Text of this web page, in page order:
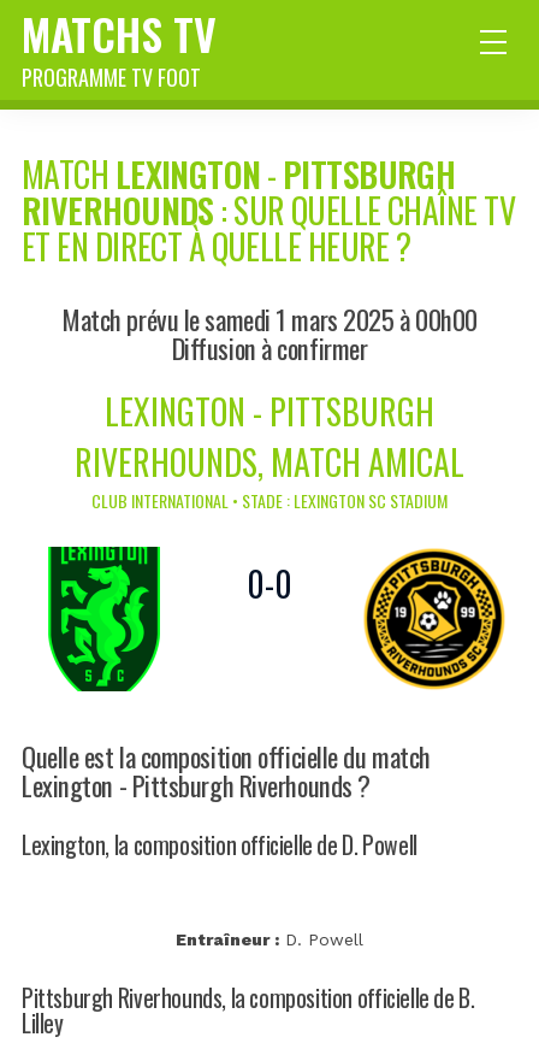
MATCHS TV
PROGRAMME TV FOOT
MATCH LEXINGTON-PITTSBURGH
RIVERHOUNDS: SUR QUELLE CHAÎNE TV
ET EN DIRECT À QUELLE HEURE ?
Match prévu le samedi 1 mars 2025 à 00h00
Diffusion à confirmer
LEXINGTON - PITTSBURGH
RIVERHOUNDS, MATCH AMICAL
CLUB INTERNATIONAL • STADE : LEXINGTON SC STADIUM
0-0
Quelle est la composition officielle du match
Lexington - Pittsburgh Riverhounds ?
Lexington, la composition officielle de D. Powell
Entraîneur : D. Powell
Pittsburgh Riverhounds, la composition officielle de B.
Lilley